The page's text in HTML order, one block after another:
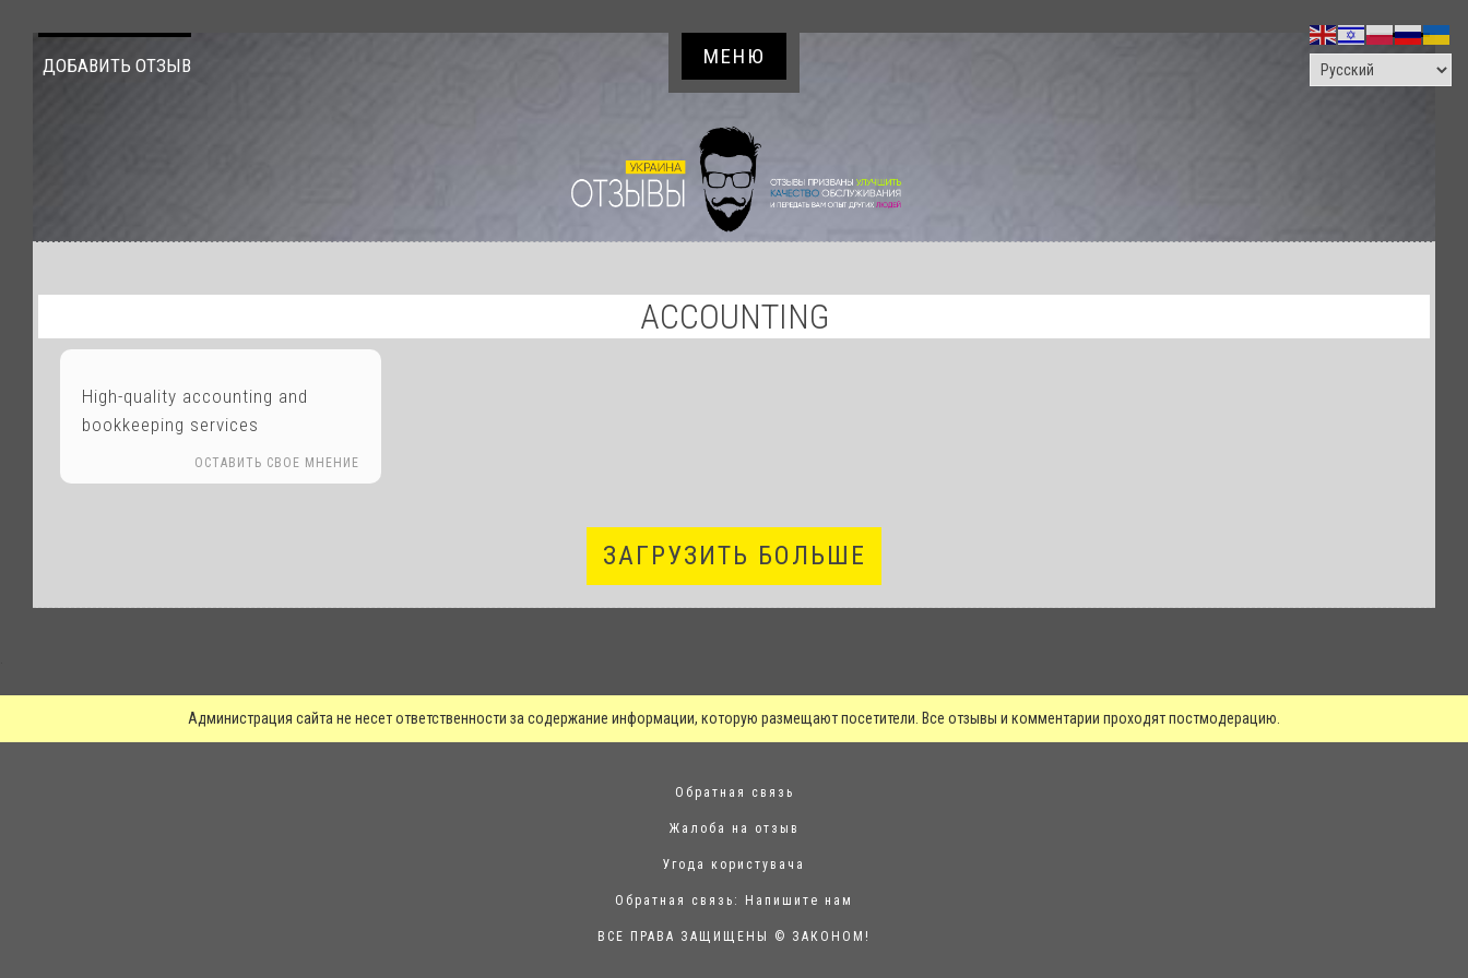
ДОБАВИТЬ ОТЗЫВ МЕНЮ
ACCOUNTING
High-quality accounting and
bookkeeping services
ОСТАВИТЬ СВОЕ МНЕНИЕ
ЗАГРУЗИТЬ БОЛЬШЕ
Администрация сайта не несет ответственности за содержание информации, которую размещают посетители. Все отзывы и комментарии проходят постмодерацию.
Обратная связь
Жалоба на отзыв
Угода користувача
Обратная связь: Напишите нам
ВСЕ ПРАВА ЗАЩИЩЕНЫ © ЗАКОНОМ!